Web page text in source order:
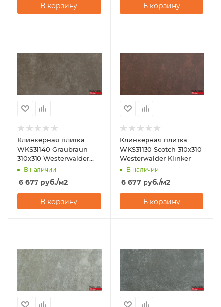
В корзину В корзину
Клинкерная плитка
WKS31140 Graubraun
310x310 Westerwalder
Klinker
В наличии
6 677 руб./м2
В корзину
Клинкерная плитка
WKS31130 Scotch 310x310
Westerwalder Klinker
В наличии
6 677руб./м2
В корзину